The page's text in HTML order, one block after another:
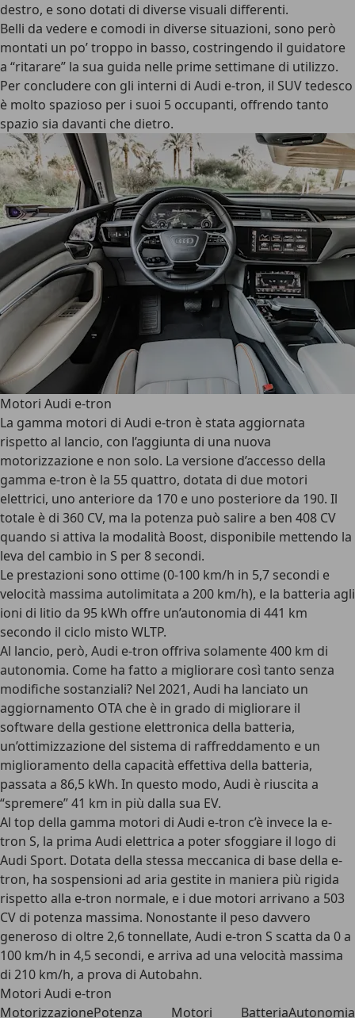
destro, e sono dotati di diverse visuali differenti.
Belli da vedere e comodi in diverse situazioni, sono però
montati un po’ troppo in basso, costringendo il guidatore
a “ritarare” la sua guida nelle prime settimane di utilizzo.
Per concludere con gli interni di Audi e-tron, il SUV tedesco
è molto spazioso per i suoi 5 occupanti, offrendo tanto
spazio sia davanti che dietro.
Motori Audi e-tron
La gamma motori di Audi e-tron è stata aggiornata
rispetto al lancio, con l’aggiunta di una nuova
motorizzazione e non solo. La versione d’accesso della
gamma e-tron è la 55 quattro, dotata di due motori
elettrici, uno anteriore da 170 e uno posteriore da 190. Il
totale è di 360 CV, ma la potenza può salire a ben 408 CV
quando si attiva la modalità Boost, disponibile mettendo la
leva del cambio in S per 8 secondi.
Le prestazioni sono ottime (0-100 km/h in 5,7 secondi e
velocità massima autolimitata a 200 km/h), e la batteria agli
ioni di litio da 95 kWh offre un’autonomia di 441 km
secondo il ciclo misto WLTP.
Al lancio, però, Audi e-tron offriva solamente 400 km di
autonomia. Come ha fatto a migliorare così tanto senza
modifiche sostanziali? Nel 2021, Audi ha lanciato un
aggiornamento OTA che è in grado di migliorare il
software della gestione elettronica della batteria,
un’ottimizzazione del sistema di raffreddamento e un
miglioramento della capacità effettiva della batteria,
passata a 86,5 kWh. In questo modo, Audi è riuscita a
“spremere” 41 km in più dalla sua EV.
Al top della gamma motori di Audi e-tron c’è invece la e-
tron S, la prima Audi elettrica a poter sfoggiare il logo di
Audi Sport. Dotata della stessa meccanica di base della e-
tron, ha sospensioni ad aria gestite in maniera più rigida
rispetto alla e-tron normale, e i due motori arrivano a 503
CV di potenza massima. Nonostante il peso davvero
generoso di oltre 2,6 tonnellate, Audi e-tron S scatta da 0 a
100 km/h in 4,5 secondi, e arriva ad una velocità massima
di 210 km/h, a prova di Autobahn.
Motori Audi e-tron
MotorizzazionePotenza
Motori
BatteriaAutonomia